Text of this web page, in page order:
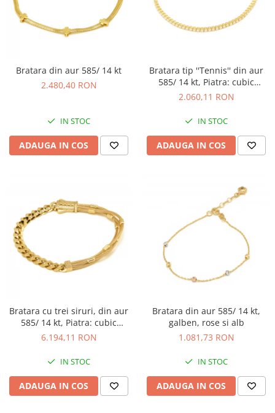
INELE
ACE DE CRAVATA
INELE
BUTONI
LANTURI TIP ROZARIU
Bratara din aur 585/ 14 kt
2.480,40 RON
IN STOC
ADAUGA IN COS
Bratara tip ''Tennis'' din aur
585/ 14 kt, Piatra: cubic
zirconia, Culoare:
2.060,11 RON
IN STOC
ADAUGA IN COS
Bratara cu trei siruri, din aur
585/ 14 kt, Piatra: cubic
zirconia, Culoare:
6.194,11 RON
IN STOC
ADAUGA IN COS
Bratara din aur 585/ 14 kt,
galben, rose si alb
1.081,73 RON
IN STOC
ADAUGA IN COS